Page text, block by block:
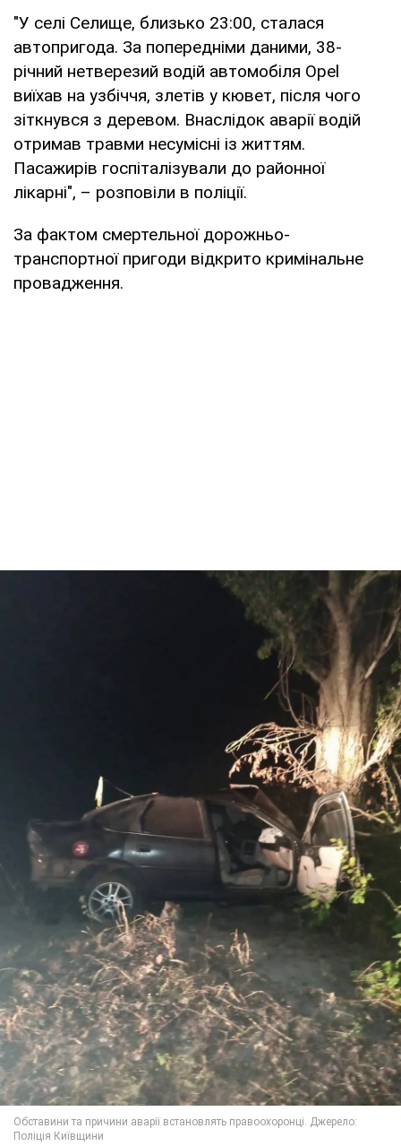
"У селі Селище, близько 23:00, сталася
автопригода. За попередніми даними, 38-
річний нетверезий водій автомобіля Opel
виїхав на узбіччя, злетів у кювет, після чого
зіткнувся з деревом. Внаслідок аварії водій
отримав травми несумісні із життям.
Пасажирів госпіталізували до районної
лікарні", – розповіли в поліції.
За фактом смертельної дорожньо-
транспортної пригоди відкрито кримінальне
провадження.